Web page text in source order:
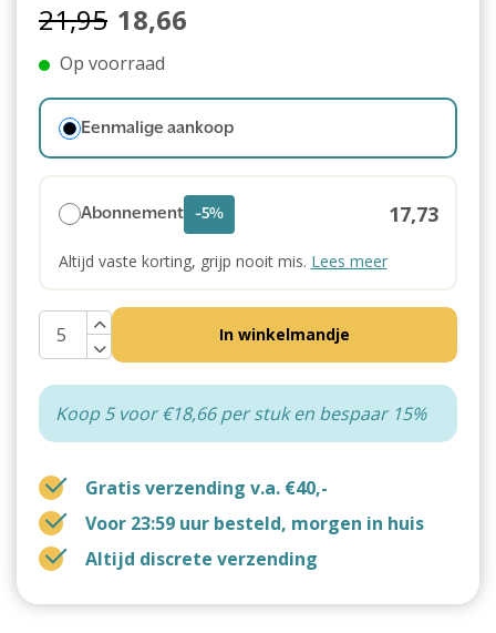
21,95 18,66
Op voorraad
Eenmalige aankoop
Abonnement -5% 17,73
Altijd vaste korting, grijp nooit mis. Lees meer
In winkelmandje
Koop 5 voor €18,66 per stuk en bespaar 15%
Gratis verzending v.a. €40,-
Voor 23:59 uur besteld, morgen in huis
Altijd discrete verzending